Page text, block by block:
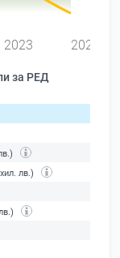
2023 2024
за РЕД
лв.)